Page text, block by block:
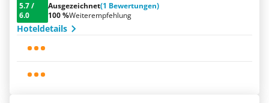
5.7/
6.0
Ausgezeichnet(1 Bewertungen)
100 %Weiterempfehlung
Hoteldetails